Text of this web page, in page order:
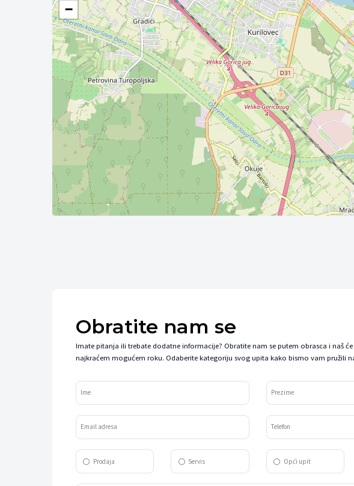
−
Obratite nam se
Imate pitanja ili trebate dodatne informacije? Obratite nam se putem obrasca i naš
najkraćem mogućem roku. Odaberite kategoriju svog upita kako bismo vam pružili
Ime Prezime
Email adresa Telefon
Prodaja Servis Opći upit